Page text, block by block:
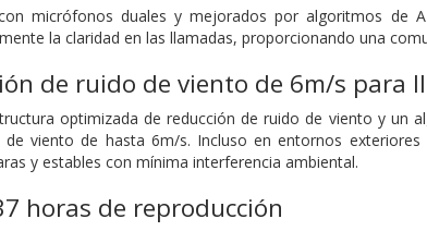
micrófonos duales y mejorados por algoritmos de
la claridad en las llamadas, proporcionando una
de ruido de viento de 6m/s para
optimizada de reducción de ruido de viento y un
de viento de hasta 6m/s. Incluso en entornos
y estables con mínima interferencia ambiental.
horas de reproducción